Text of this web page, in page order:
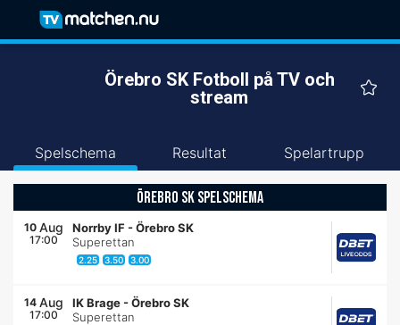
Örebro SK Fotboll på TV och
stream
Spelschema Resultat Spelartrupp
ÖREBRO SK SPELSCHEMA
10 Aug
17:00
Norrby IF -Örebro SK
Superettan
2.25 3.50 3.00
14 Aug
17:00
IK Brage -Örebro SK
Superettan